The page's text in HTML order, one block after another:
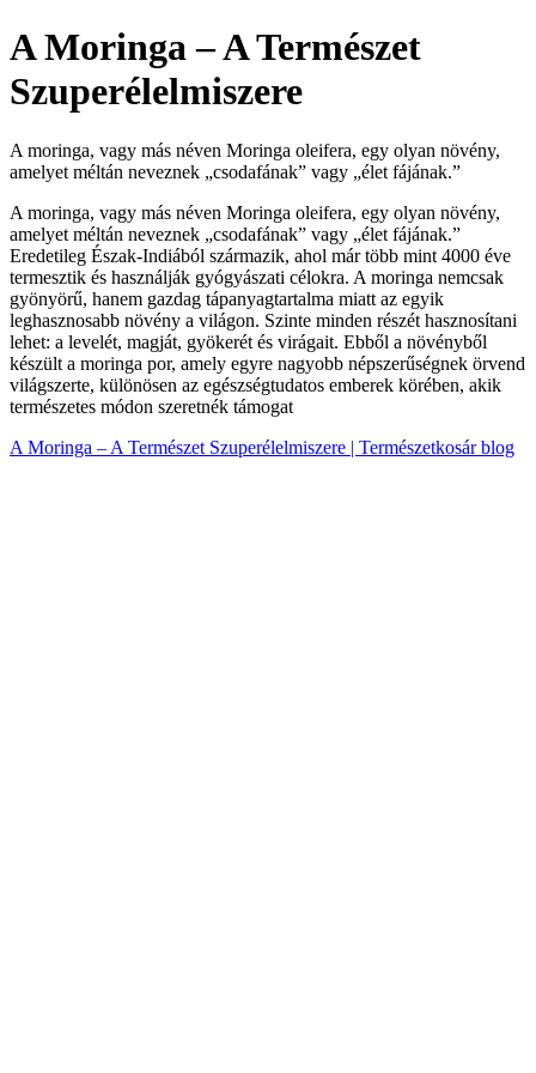
A Moringa – A Természet
Szuperélelmiszere
A moringa, vagy más néven Moringa oleifera, egy olyan növény,
amelyet méltán neveznek „csodafának” vagy „élet fájának.”
A moringa, vagy más néven Moringa oleifera, egy olyan növény,
amelyet méltán neveznek „csodafának” vagy „élet fájának.”
Eredetileg Észak-Indiából származik, ahol már több mint 4000 éve
termesztik és használják gyógyászati célokra. A moringa nemcsak
gyönyörű, hanem gazdag tápanyagtartalma miatt az egyik
leghasznosabb növény a világon. Szinte minden részét hasznosítani
lehet: a levelét, magját, gyökerét és virágait. Ebből a növényből
készült a moringa por, amely egyre nagyobb népszerűségnek örvend
világszerte, különösen az egészségtudatos emberek körében, akik
természetes módon szeretnék támogat
A Moringa – A Természet Szuperélelmiszere | Természetkosár blog